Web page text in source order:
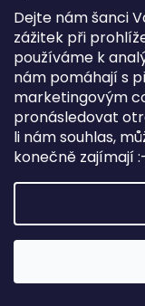
Dejte nám šanci
zážitek při
používáme k
nám pomáhají s
marketingovým
pronásledovat
li nám souhlas,
konečně zajímají